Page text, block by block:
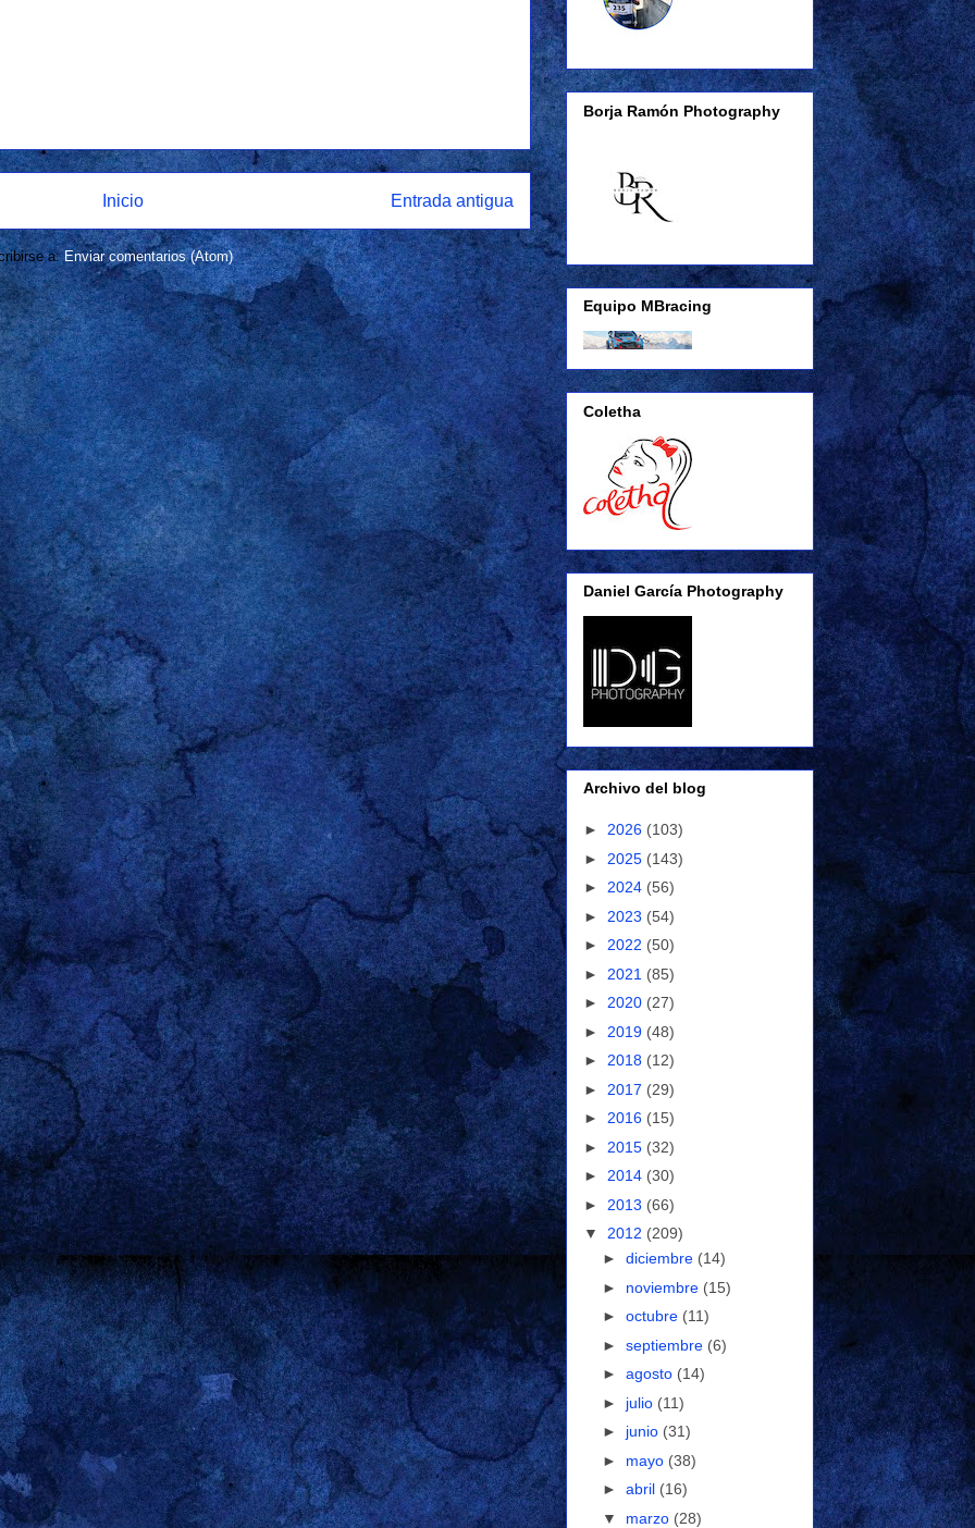
Entrada antigua
Inicio
a:Enviar comentarios (Atom)
Borja Ramón Photography
Equipo MBracing
Coletha
Daniel García Photography
Archivo del blog
► 2026 (103)
► 2025 (143)
► 2024 (56)
► 2023 (54)
► 2022 (50)
► 2021 (85)
► 2020 (27)
► 2019 (48)
► 2018 (12)
► 2017 (29)
► 2016 (15)
► 2015 (32)
► 2014 (30)
► 2013 (66)
▼ 2012 (209)
► diciembre (14)
► noviembre (15)
► octubre (11)
► septiembre (6)
► agosto (14)
► julio (11)
► junio (31)
► mayo (38)
► abril (16)
▼ marzo (28)